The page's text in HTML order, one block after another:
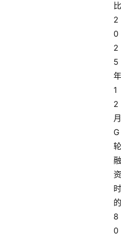
比
2
0
2
5
年
1
2
月
G
轮
融
资
时
的
8
0